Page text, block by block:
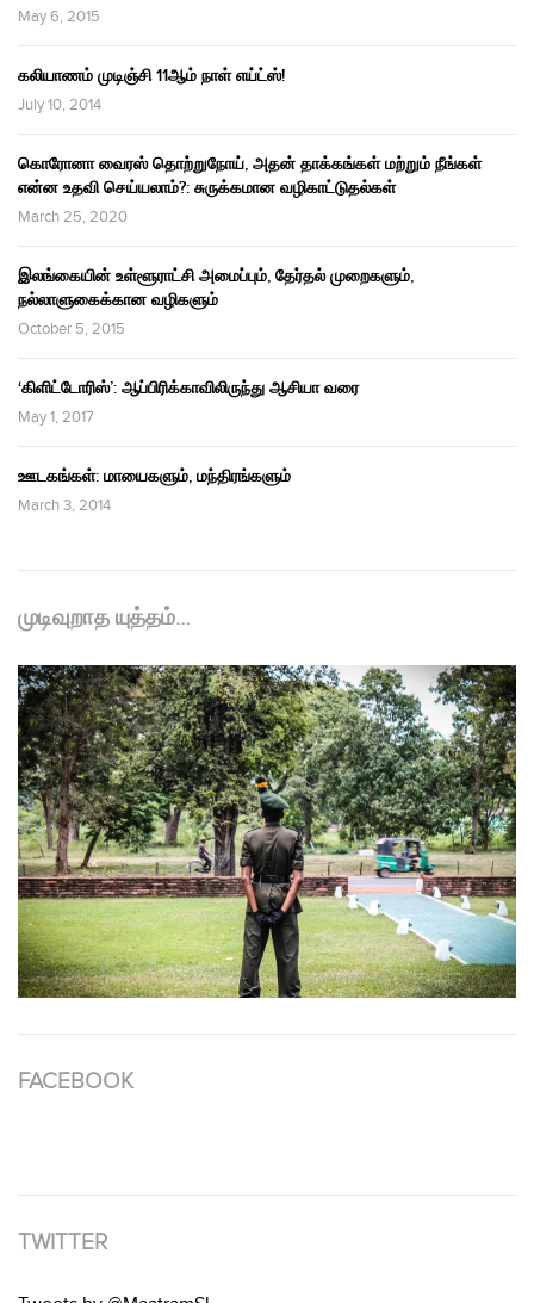
May 6, 2015
கலியாணம் முடிஞ்சி 11ஆம் நாள் எய்ட்ஸ்!
July 10, 2014
கொரோனா வைரஸ் தொற்றுநோய், அதன் தாக்கங்கள் மற்றும் நீங்கள்
என்ன உதவி செய்யலாம்?: சுருக்கமான வழிகாட்டுதல்கள்
March 25, 2020
இலங்கையின் உள்ளூராட்சி அமைப்பும், தேர்தல் முறைகளும்,
நல்லாளுகைக்கான வழிகளும்
October 5, 2015
‘கிளிட்டோரிஸ்’: ஆப்பிரிக்காவிலிருந்து ஆசியா வரை
May 1, 2017
ஊடகங்கள்: மாயைகளும், மந்திரங்களும்
March 3, 2014
முடிவுறாத யுத்தம்…
FACEBOOK
TWITTER